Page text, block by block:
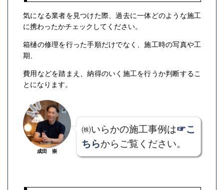
気になる業者を見つけた際、過去に一体どのような施工
に携わったかチェックしてください。
箱樋の修理を行った手順だけでなく、施工時の写真や工
期、
費用などを踏まえ、納得のいく施工を行うか判断するこ
とになります。
成田 崇
㈱いらかの施工事例は☞こ
ちらからご覧ください。